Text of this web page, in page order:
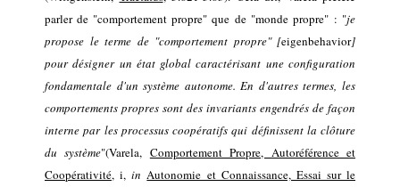
parler de "comportement propre" que de "monde propre" : "je
propose le terme de "comportement propre" [eigenbehavior]
pour désigner un état global caractérisant une configuration
fondamentale d'un système autonome. En d'autres termes, les
comportements propres sont des invariants engendrés de façon
interne par les processus coopératifs qui définissent la clôture
du système"(Varela, Comportement Propre, Autoréférence et
Coopérativité, i,inAutonomie et Connaissance, Essai sur le